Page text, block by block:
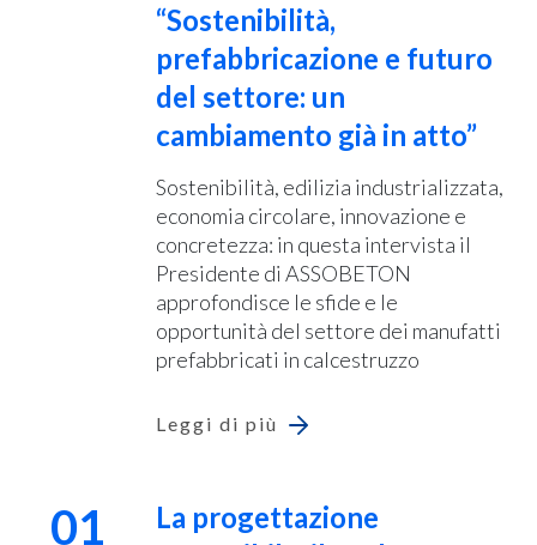
“Sostenibilità,
prefabbricazione e futuro
del settore: un
cambiamento già in atto”
Sostenibilità, edilizia industrializzata,
economia circolare, innovazione e
concretezza: in questa intervista il
Presidente di ASSOBETON
approfondisce le sfide e le
opportunità del settore dei manufatti
prefabbricati in calcestruzzo
Leggi di più
01
La progettazione